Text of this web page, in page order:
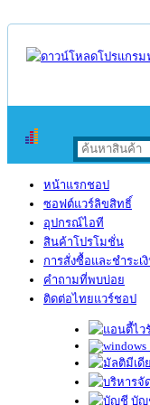
หน้าแรกชอป
ซอฟต์แวร์ลิขสิทธิ์
อุปกรณ์ไอที
สินค้าโปรโมชั่น
การสั่งซื้อและชำระเ
คำถามที่พบบ่อย
ติดต่อไทยแวร์ชอป
บัญ